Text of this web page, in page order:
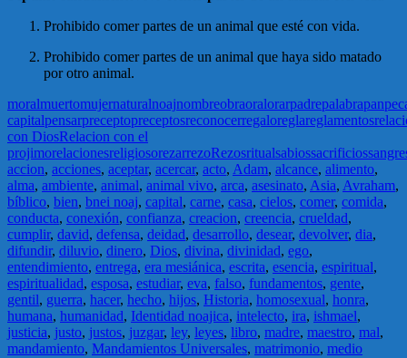
Prohibido comer partes de un animal que esté con vida.
Prohibido comer partes de un animal que haya sido matado
por otro animal.
moralmuertomujernaturalnoajnombreobraoralorarpadrepalabrapan
capitalpensarpreceptopreceptosreconocerregaloreglareglamentos
con DiosRelacion con el
projimorelacionesreligiosorezarrezoRezosritualsabiossacrificiossangre
accion, acciones, aceptar, acercar, acto, Adam, alcance, alimento,
alma, ambiente, animal, animal vivo, arca, asesinato, Asia, Avraham,
bíblico, bien, bnei noaj, capital, carne, casa, cielos, comer, comida,
conducta, conexión, confianza, creacion, creencia, crueldad,
cumplir, david, defensa, deidad, desarrollo, desear, devolver, dia,
difundir, diluvio, dinero, Dios, divina, divinidad, ego,
entendimiento, entrega, era mesiánica, escrita, esencia, espiritual,
espiritualidad, esposa, estudiar, eva, falso, fundamentos, gente,
gentil, guerra, hacer, hecho, hijos, Historia, homosexual, honra,
humana, humanidad, Identidad noajica, intelecto, ira, ishmael,
justicia, justo, justos, juzgar, ley, leyes, libro, madre, maestro, mal,
mandamiento, Mandamientos Universales, matrimonio, medio